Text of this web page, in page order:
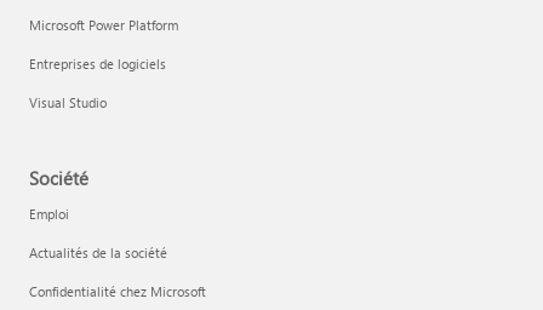
Microsoft Power Platform
Entreprises de logiciels
Visual Studio
Société
Emploi
Actualités de la société
Confidentialité chez Microsoft